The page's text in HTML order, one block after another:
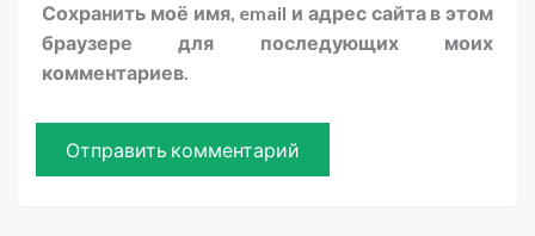
Сохранить моё имя, email и адрес сайта в этом
браузере для последующих моих
комментариев.